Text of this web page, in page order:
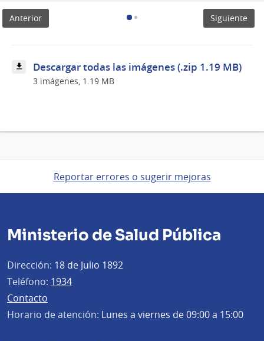
Anterior Siguiente
Descargar todas las imágenes (.zip 1.19 MB)
3 imágenes, 1.19 MB
Reportar errores o sugerir mejoras
Ministerio de Salud Pública
Dirección: 18 de Julio 1892
Teléfono: 1934
Contacto
Horario de atención: Lunes a viernes de 09:00 a 15:00